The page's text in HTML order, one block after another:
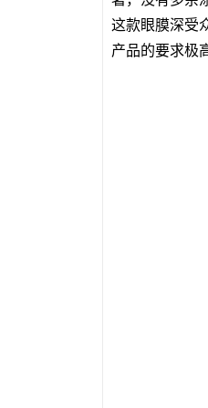
这款眼膜深受
产品的要求极